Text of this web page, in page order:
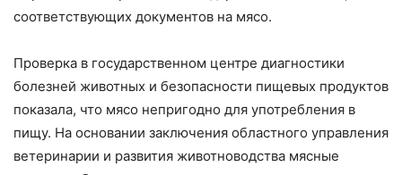
соответствующих документов на мясо.
Проверка в государственном центре диагностики
болезней животных и безопасности пищевых продуктов
показала, что мясо непригодно для употребления в
пищу. На основании заключения областного управления
ветеринарии и развития животноводства мясные